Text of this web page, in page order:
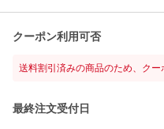
クーポン利用可否
送料割引済みの商品のため、ク
最終注文受付日